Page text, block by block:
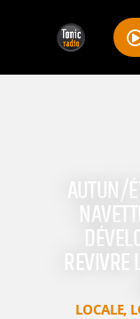
AUTUN/
REVIVRE
LOCALE,